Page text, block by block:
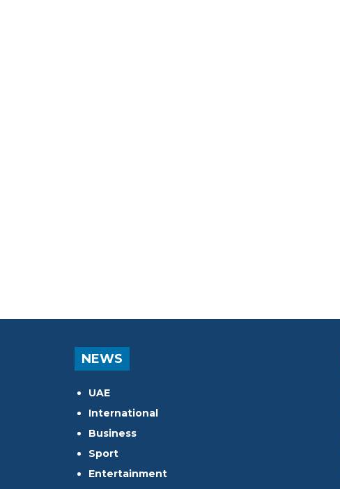
NEWS
UAE
International
Business
Sport
Entertainment